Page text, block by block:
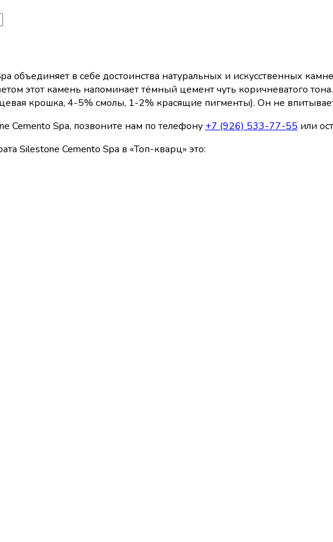
объединяет в себе достоинства натуральных и искусственных
этот камень напоминает тёмный цемент чуть коричневатого
крошка, 4-5% смолы, 1-2% красящие пигменты). Он не
Cemento Spa, позвоните нам по телефону +7 (926) 533-77-55 или
Silestone Cemento Spa в «Топ-кварц» это: